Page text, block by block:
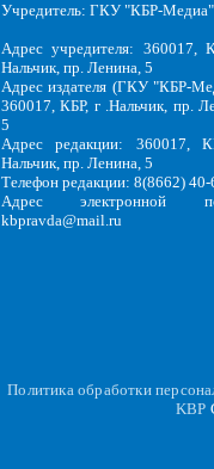
Учредитель: ГКУ "КБР-Медиа"
Адрес учредителя: 360017,
Нальчик, пр. Ленина, 5
Адрес издателя (ГКУ "КБР-
360017, КБР, г .Нальчик, пр.
5
Адрес редакции: 360017,
Нальчик, пр. Ленина, 5
Телефон редакции: 8(8662)
Адрес электронной
kbpravda@mail.ru
Политика обработки
KBP